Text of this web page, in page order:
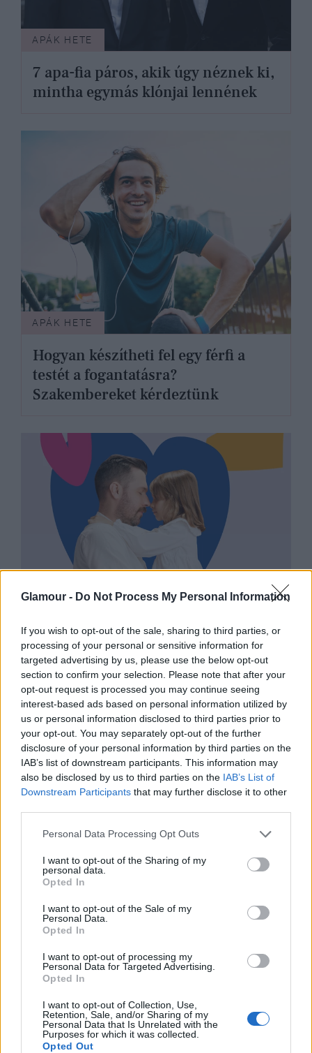
Glamour - Do Not Process My Personal Information
If you wish to opt-out of the sale, sharing to third parties, or
processing of your personal or sensitive information for
targeted advertising by us, please use the below opt-out
section to confirm your selection. Please note that after your
opt-out request is processed you may continue seeing
interest-based ads based on personal information utilized by
us or personal information disclosed to third parties prior to
your opt-out. You may separately opt-out of the further
disclosure of your personal information by third parties on the
IAB’s list of downstream participants. This information may
also be disclosed by us to third parties on the IAB’s List of
Downstream Participants that may further disclose it to other
Please note that this website/app uses one or more Google
not limited to your visit or usage behaviour. You may click to
grant or deny consent to Google and its third-party tags to
use your data for below specified purposes in below Google
consent section.
Personal Data Processing Opt Outs
I want to opt-out of the Sharing of my
personal data.
Opted In
I want to opt-out of the Sale of my
Personal Data.
Opted In
I want to opt-out of processing my
Personal Data for Targeted Advertising.
Opted In
I want to opt-out of Collection, Use,
Retention, Sale, and/or Sharing of my
Personal Data that Is Unrelated with the
Purposes for which it was collected.
Opted Out
APÁK HETE
7 apa-fia páros, akik úgy néznek ki,
mintha egymás klónjai lennének
APÁK HETE
Hogyan készítheti fel egy férfi a
testét a fogantatásra?
Szakembereket kérdeztünk
APÁK HETE
Egy pszichológus őszinte
véleménye arról, milyen szerepet
kellene vállalni az apáknak a
gyereknevelésben
APÁK HETE
Brasch Bence üzent a magyar
apáknak, ezt minél több embernek
hallania kell